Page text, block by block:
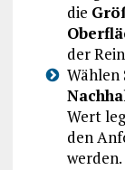
die
der
Wählen
Wert
den
werden.